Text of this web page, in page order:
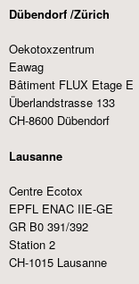
Dübendorf /Zürich
Oekotoxzentrum
Eawag
Bâtiment FLUX Etage E
Überlandstrasse 133
CH-8600 Dübendorf
Lausanne
Centre Ecotox
EPFL ENAC IIE-GE
GR B0 391/392
Station 2
CH-1015 Lausanne